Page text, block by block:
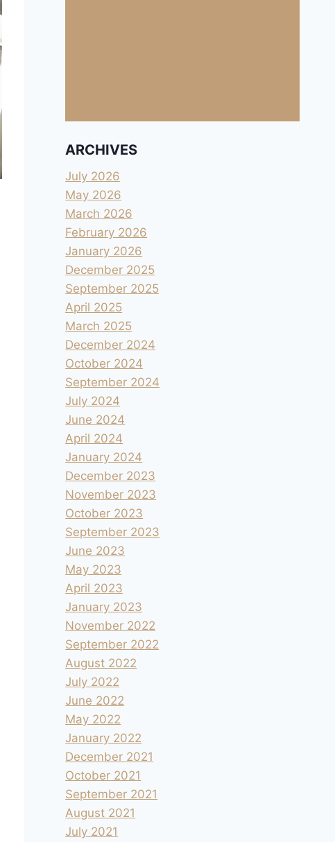
ARCHIVES
July 2026
May 2026
March 2026
February 2026
January 2026
December 2025
September 2025
April 2025
March 2025
December 2024
October 2024
September 2024
July 2024
June 2024
April 2024
January 2024
December 2023
November 2023
October 2023
September 2023
June 2023
May 2023
April 2023
January 2023
November 2022
September 2022
August 2022
July 2022
June 2022
May 2022
January 2022
December 2021
October 2021
September 2021
August 2021
July 2021